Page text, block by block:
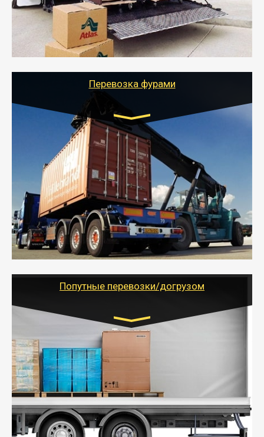
стоимости).
- Тайгер Логистик подберет автотранспорт, быстро и
качественно организует переезд к новому месту
службы или работы с гарантией сохранности груза и
оформлением документов, подтверждающих
Перевозка фурами
Транспорт:
Еврофура Тент от 5 до 10 тонн
грузоподъемность
от 10 000 руб. Возможен догруз
- Доставка фурой до 20 т возможна для больших
объемов грузов, упакованных в коробки, мешки,
паллеты и россыпью в самые отдаленные места
России с гарантией полной сохранности.
- Тайгер Логистик предоставляет услуги по
грузоперевозкам для физических и юридических лиц
Попутные перевозки/догрузом
Транспорт:
Газель (1,5 и 3 тонны), Бычок, Еврофура от 5 до
10 тонн
от 5000 руб. Возможен догруз
- Экономный способ доставить вещи от 200 кг в
другой город - догрузом или попутно. Попутные
грузоперевозки для физлиц, ИП и юрлиц обходятся
дешевле.